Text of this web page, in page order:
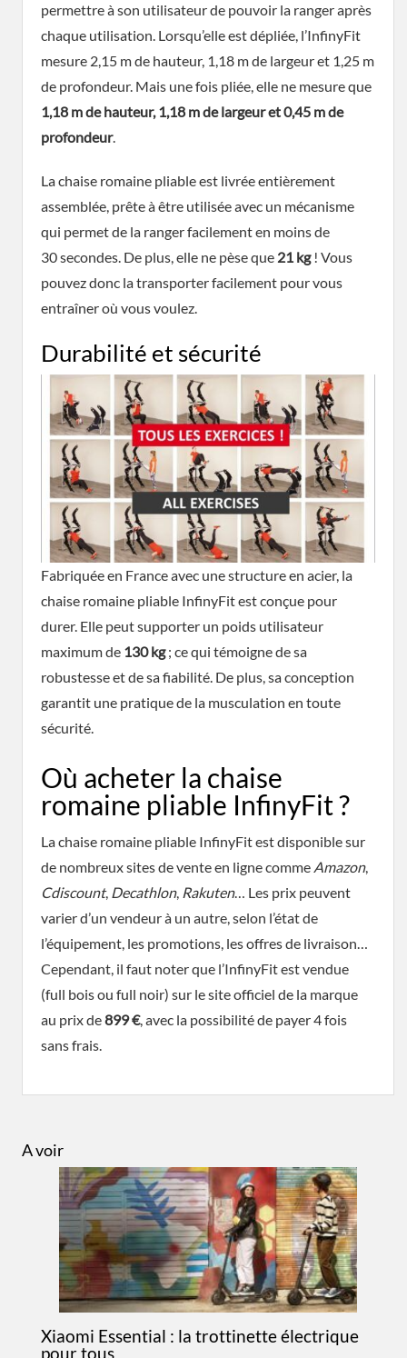
permettre à son utilisateur de pouvoir la ranger après
chaque utilisation. Lorsqu’elle est dépliée, l’InfinyFit
mesure 2,15 m de hauteur, 1,18 m de largeur et 1,25 m
de profondeur. Mais une fois pliée, elle ne mesure que
1,18 m de hauteur, 1,18 m de largeur et 0,45 m de
profondeur.
La chaise romaine pliable est livrée entièrement
assemblée, prête à être utilisée avec un mécanisme
qui permet de la ranger facilement en moins de
30 secondes. De plus, elle ne pèse que 21 kg! Vous
pouvez donc la transporter facilement pour vous
entraîner où vous voulez.
Durabilité et sécurité
Fabriquée en France avec une structure en acier, la
chaise romaine pliable InfinyFit est conçue pour
durer. Elle peut supporter un poids utilisateur
maximum de 130 kg; ce qui témoigne de sa
robustesse et de sa fiabilité. De plus, sa conception
garantit une pratique de la musculation en toute
sécurité.
Où acheter la chaise
romaine pliable InfinyFit ?
La chaise romaine pliable InfinyFit est disponible sur
de nombreux sites de vente en ligne comme Amazon,
Cdiscount, Decathlon, Rakuten… Les prix peuvent
varier d’un vendeur à un autre, selon l’état de
l’équipement, les promotions, les offres de livraison…
Cependant, il faut noter que l’InfinyFit est vendue
(full bois ou full noir) sur le site officiel de la marque
au prix de899 €, avec la possibilité de payer 4 fois
sans frais.
A voir
Xiaomi Essential : la trottinette électrique
pour tous